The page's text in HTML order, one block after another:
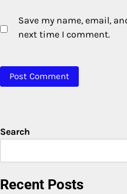
Save my name, email,
next time I comment.
Search
Recent Posts